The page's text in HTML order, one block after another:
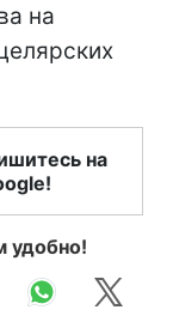
на
на
удобно!